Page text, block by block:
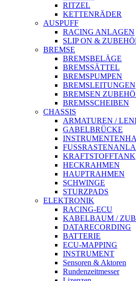
RITZEL
KETTENRÄDER
AUSPUFF
RACING ANLAGEN
SLIP ON &
BREMSE
BREMSBELÄGE
BREMSSÄTTEL
BREMSPUMPEN
BREMSLEITUNGEN
BREMSEN
BREMSSCHEIBEN
CHASSIS
ARMATUREN /
GABELBRÜCKE
KRAFTSTOFFTANK
HECKRAHMEN
HAUPTRAHMEN
SCHWINGE
STURZPADS
ELEKTRONIK
RACING-ECU
KABELBAUM /
DATARECORDING
BATTERIE
ECU-MAPPING
INSTRUMENT
Sensoren & Aktoren
Rundenzeitmesser